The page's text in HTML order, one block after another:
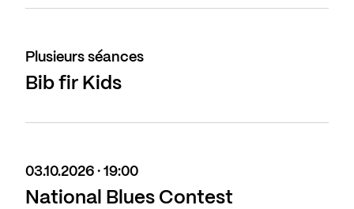
Plusieurs séances
Bib fir Kids
03.10.2026 · 19:00
National Blues Contest